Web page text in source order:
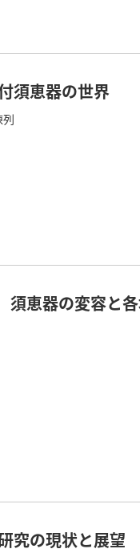
須恵器の世界
器の変容と各
究の現状と展望